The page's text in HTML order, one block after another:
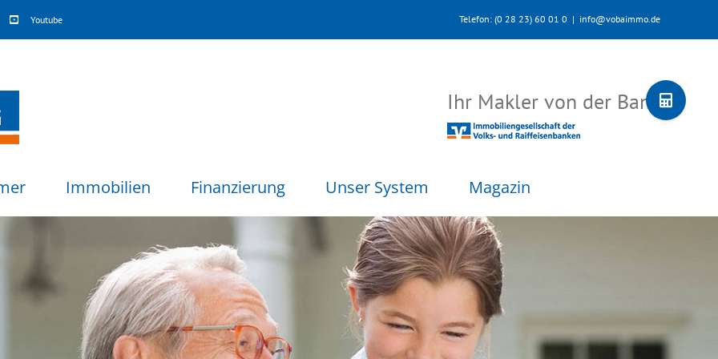
Youtube Telefon: (0 28 23) 60 01 0 | info@vobaimmo.de
Ihr Makler von der Bank
Immobilien Finanzierung Unser System Magazin
Toggle
Sliding